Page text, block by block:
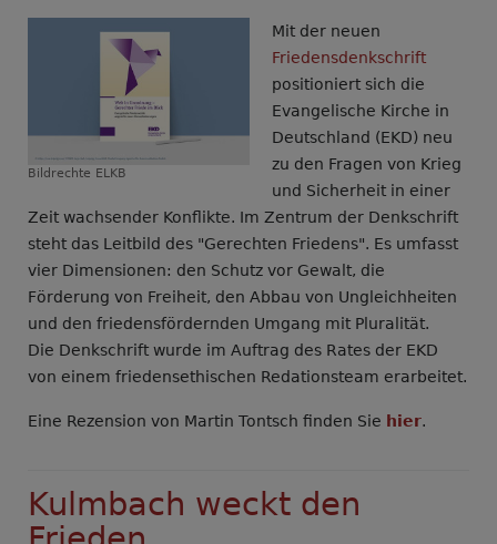
gegen
Wehrdienst
ist
Gewissensbildung
wichtig
Bildrechte ELKB
Mit der neuen
Friedensdenkschrift
positioniert sich die
Evangelische Kirche in
Deutschland (EKD) neu
zu den Fragen von Krieg
und Sicherheit in einer
Zeit wachsender Konflikte. Im Zentrum der Denkschrift
steht das Leitbild des "Gerechten Friedens". Es umfasst
vier Dimensionen: den Schutz vor Gewalt, die
Förderung von Freiheit, den Abbau von Ungleichheiten
und den friedensfördernden Umgang mit Pluralität.
Die Denkschrift wurde im Auftrag des Rates der EKD
von einem friedensethischen Redationsteam erarbeitet.
Eine Rezension von Martin Tontsch finden Sie hier.
Kulmbach weckt den